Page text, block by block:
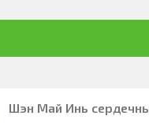
Шэн Май Инь